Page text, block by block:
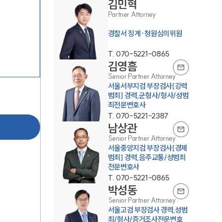
팀소개
팀소개
대륜의 강점
오시는 길
글로벌 파트너 로펌
고객의 소리
김민혁
Partner Attorney
경찰서 징계·청원심의위원
T. 070-5221-0865
김영흠
Senior Partner Attorney
서울서부지검 부장검사[강력
범죄] 경력,군형사/형사/성범
죄전문변호사
T. 070-5221-2387
남상관
Senior Partner Attorney
서울중앙지검 부장검사[경제
범죄] 경력,음주교통/성범죄
전문변호사
T. 070-5221-0865
박성동
Senior Partner Attorney
서울고검 부장검사 경력,성범
죄/형사/증거조사전문변호